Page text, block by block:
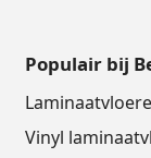
Populair bij
Vinyl